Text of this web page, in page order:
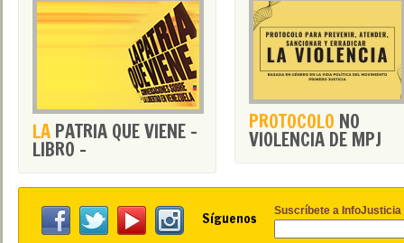
LA PATRIA QUE VIENE -
LIBRO -
PROTOCOLO NO
VIOLENCIA DE MPJ
Síguenos Suscríbete a InfoJusticia